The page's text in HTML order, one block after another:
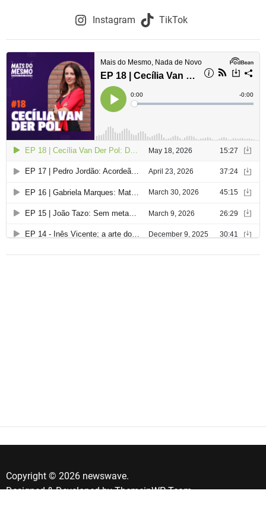
Instagram TikTok
Copyright © 2026 newswave.
Designed & Developed byThemeinWP Team